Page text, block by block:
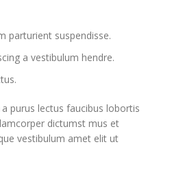
parturient suspendisse.
a vestibulum hendre.
purus lectus faucibus lobortis
dictumst mus et
vestibulum amet elit ut